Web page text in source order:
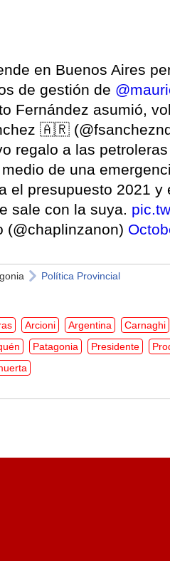
en Buenos Aires
de gestión de
Fernández asumió,
🇦🇷
regalo a las
de una
el presupuesto 2021
sale con la suya.
Política Provincial
Arcioni Argentina Carnaghi
Patagonia Presidente